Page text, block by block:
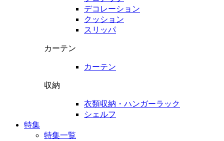
デコレーション
クッション
スリッパ
カーテン
カーテン
収納
衣類収納・ハンガーラック
シェルフ
特集
特集一覧